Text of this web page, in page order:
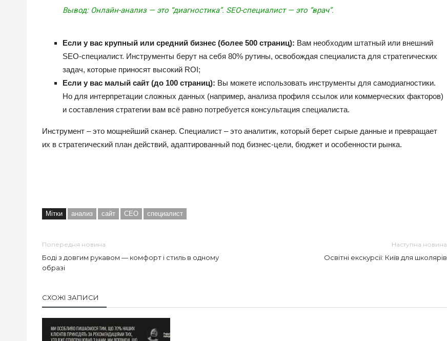
Вывод: Онлайн-анализ — это “диагностика”. SEO-специалист — это “врач”.
Если у вас крупный или средний бизнес (более 500 страниц): Вам необходим штатный или внешний
SEO-специалист. Инструменты берут на себя 80% рутины, освобождая специалиста для стратегических
задач, которые приносят высокий ROI;
Если у вас малый сайт (до 100 страниц): Вы можете использовать инструменты для самодиагностики.
Но для интерпретации сложных данных (например, анализа профиля ссылок или коммерческих факторов)
и составления стратегии вам всё равно потребуется консультация специалиста.
Инструмент – это мощнейший сканер. Специалист – это аналитик, который берет сырые данные и превращает
их в стратегический план действий, адаптированный под бизнес-цели, бюджет и особенности рынка.
Мітки анализ сайт СЕО специалист
Попередня новина
Боді з довгим рукавом — комфорт і стиль в одному
образі
Наступна новина
Освітні екскурсії: Київ для школярів
СХОЖІ ЗАПИСИ